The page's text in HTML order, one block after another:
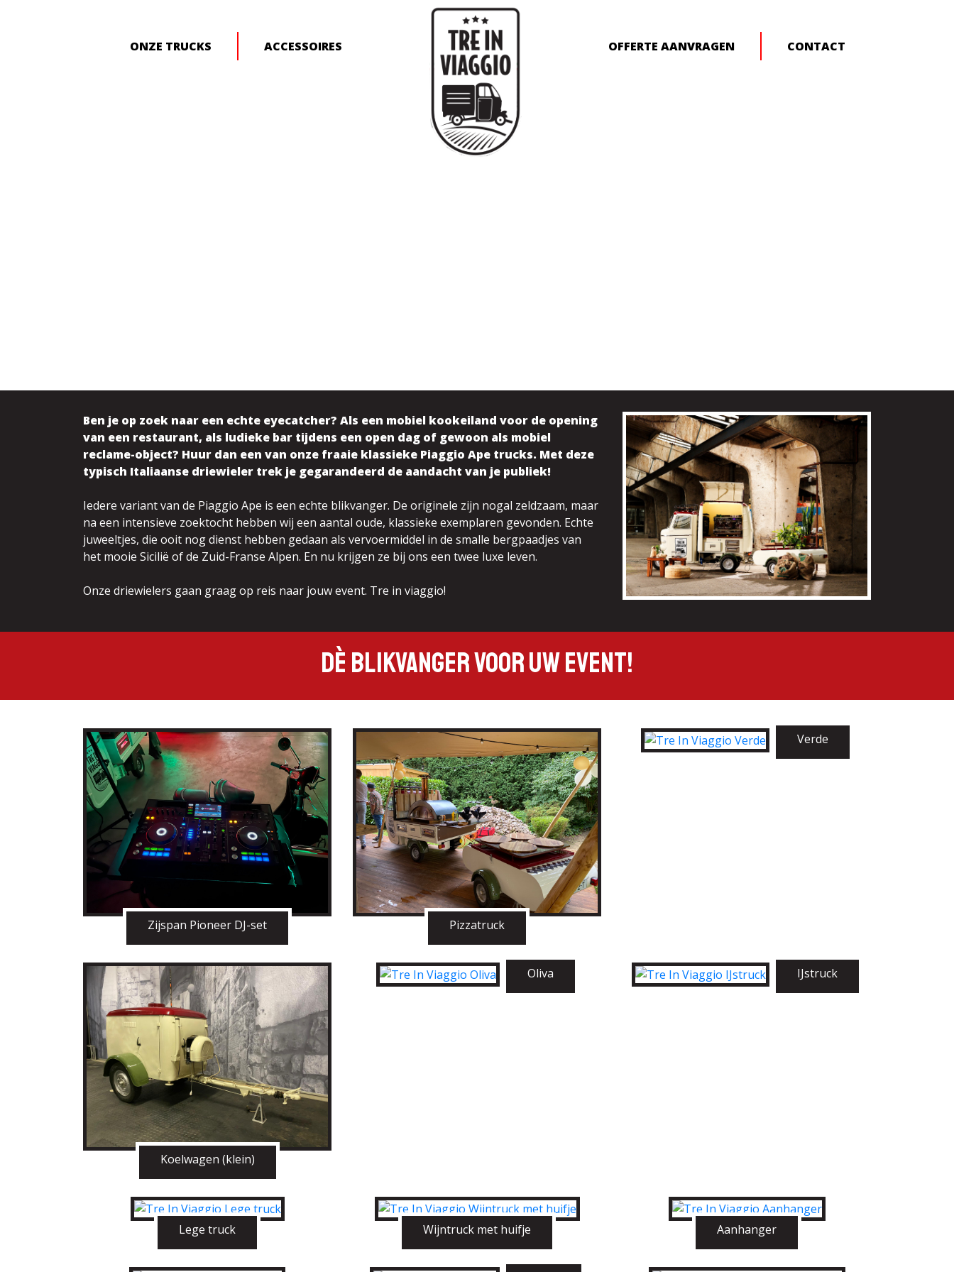
ONZE TRUCKS ACCESSOIRES OFFERTE AANVRAGEN CONTACT
Ben je op zoek naar een echte eyecatcher? Als een mobiel kookeiland voor de opening
van een restaurant, als ludieke bar tijdens een open dag of gewoon als mobiel
reclame-object? Huur dan een van onze fraaie klassieke Piaggio Ape trucks. Met deze
typisch Italiaanse driewieler trek je gegarandeerd de aandacht van je publiek!
Iedere variant van de Piaggio Ape is een echte blikvanger. De originele zijn nogal zeldzaam, maar
na een intensieve zoektocht hebben wij een aantal oude, klassieke exemplaren gevonden. Echte
juweeltjes, die ooit nog dienst hebben gedaan als vervoermiddel in de smalle bergpaadjes van
het mooie Sicilië of de Zuid-Franse Alpen. En nu krijgen ze bij ons een twee luxe leven.
Onze driewielers gaan graag op reis naar jouw event. Tre in viaggio!
DÈ BLIKVANGER VOOR UW EVENT!
Zijspan Pioneer DJ-set Pizzatruck
Verde
Koelwagen (klein)
Oliva IJstruck
Lege truck Wijntruck met huifje Aanhanger